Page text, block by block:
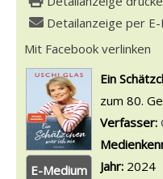
Detailanzeige per
Mit Facebook verlinken
wird in
E-Medium
Ein
zum 80.
Verfasser:
Jahr: 2024